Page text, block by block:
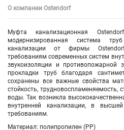
О компании Ostendorf
Муфта канализационная
модернизированная система
канализации от фирмы
требованиям современных систем
звукоизоляции и противопожарной
прокладки труб благодаря
сохранены все важные свойства
стойкость, трудновоспламеняемость,
воды. Так возникла
внутренней канализации, в
требованиям.
Материал: полипропилен (PP)